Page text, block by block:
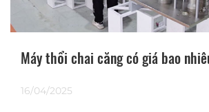
Máy thổi chai căng có giá bao
16/04/2025